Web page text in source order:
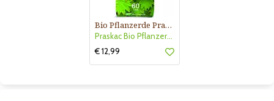
Bio Pflanzerde Praskac
Praskac Bio Pflanzerde
€ 12,99